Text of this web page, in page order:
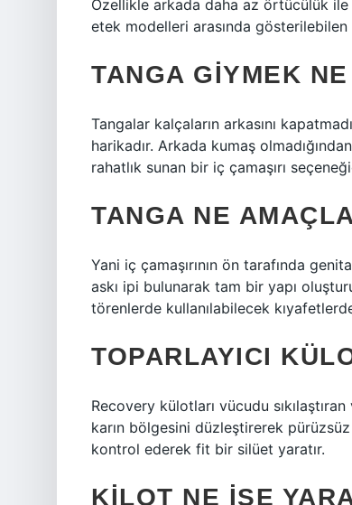
Özellikle arkada daha az örtücülük
etek modelleri arasında
TANGA GIYMEK
Tangalar kalçaların arkasını
harikadır. Arkada kumaş
rahatlık sunan bir iç çamaşırı
TANGA NE
Yani iç çamaşırının ön tarafında
askı ipi bulunarak tam bir yapı
törenlerde kullanılabilecek
TOPARLAYICI
Recovery külotları vücudu
karın bölgesini düzleştirerek
kontrol ederek fit bir silüet yaratır.
KILOT NE IŞE